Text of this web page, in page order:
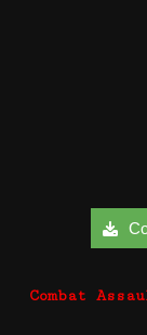
Combat